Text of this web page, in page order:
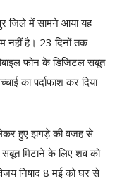
जिले में सामने आया यह
नहीं है। 23 दिनों तक
फोन के डिजिटल सबूत
का पर्दाफाश कर दिया
हुए झगड़े की वजह से
सबूत मिटाने के लिए शव को
निषाद 8 मई को घर से